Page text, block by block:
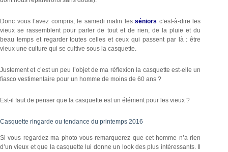
Donc vous l’avez compris, le samedi matin lesséniors c’est-à-dire les
vieux se rassemblent pour parler de tout et de rien, de la pluie et du
beau temps et regarder toutes celles et ceux qui passent par là : être
vieux une culture qui se cultive sous la casquette.
Justement et c’est un peu l’objet de ma réflexion la casquette est-elle un
fiasco vestimentaire pour un homme de moins de 60 ans ?
Est-il faut de penser que la casquette est un élément pour les vieux ?
Casquette ringarde ou tendance du printemps 2016
Si vous regardez ma photo vous remarquerez que cet homme n’a rien
d’un vieux et que la casquette lui donne un look des plus intéressants. Il